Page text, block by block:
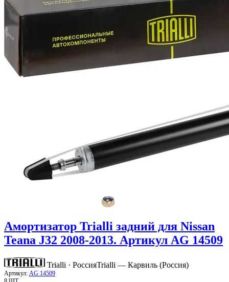
Амортизатор Trialli задний для Nissan
Teana J32 2008-2013. Артикул AG 14509
Trialli · РоссияTrialli — Карвиль (Россия)
Артикул: AG 14509